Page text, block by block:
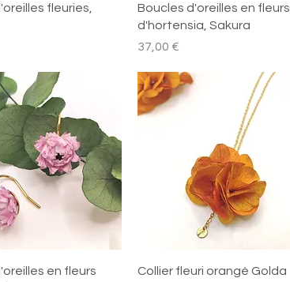
rapide
fleuries,
Aperçu rapide
Boucles d'oreilles en fleurs
d'hortensia, Sakura
Prix
37,00 €
rapide
en fleurs
Aperçu rapide
Collier fleuri orangé Golda